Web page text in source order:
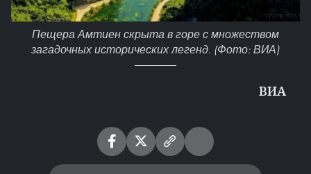
Пещера Амтиен скрыта в горе с множеством
загадочных исторических легенд. (Фото: ВИА)
ВИА